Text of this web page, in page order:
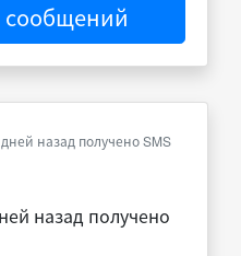
назад получено SMS
назад получено